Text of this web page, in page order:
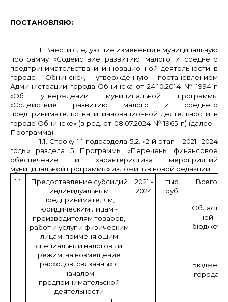
ПОСТАНОВЛЯЮ:
1. Внести следующие изменения в муниципальную
программу «Содействие развитию малого и среднего
предпринимательства и инновационной деятельности в
городе Обнинске» , утвержденную постановлением
Администрации города Обнинска от 24.10.2014 № 1994-п
«Об утверждении муниципальной программы
«Содействие развитию малого и среднего
предпринимательства и инновационной деятельности в
городе Обнинске» (в ред. от 08.07.2024 № 1965-п) (далее –
Программа):
1.1. Строку 1.1 подраздела 5.2. «2-й этап – 2021- 2024
годы» раздела 5 Программы «Перечень, финансовое
обеспечение и характеристика мероприятий
муниципальной программы» изложить в новой редакции:
1.1
Предоставление субсидий
индивидуальным
предпринимателям,
юридическим лицам -
производителям товаров,
работ и услуг и физическим
лицам, применяющим
специальный налоговый
режим, на возмещение
расходов, связанных с
началом
предпринимательской
деятельности
2021 -
2024
тыс.
руб.
Всего
Област-
ной
бюджет
Бюджет
города